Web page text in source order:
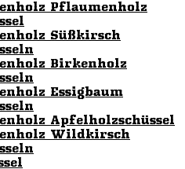
Pflaumenholz
Süßkirsch
Birkenholz
Essigbaum
Apfelholzschüssel
Wildkirsch